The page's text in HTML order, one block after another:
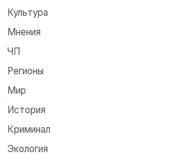
Культура
Мнения
ЧП
Регионы
Мир
История
Криминал
Экология